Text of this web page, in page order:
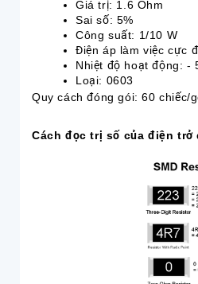
Giá trị: 1.6 Ohm
Sai số: 5%
Công suất: 1/10 W
Điện áp làm việc cực
Nhiệt độ hoạt động: -
Loại: 0603
Quy cách đóng gói: 60 chiếc/
Cách đọc trị số của điện trở